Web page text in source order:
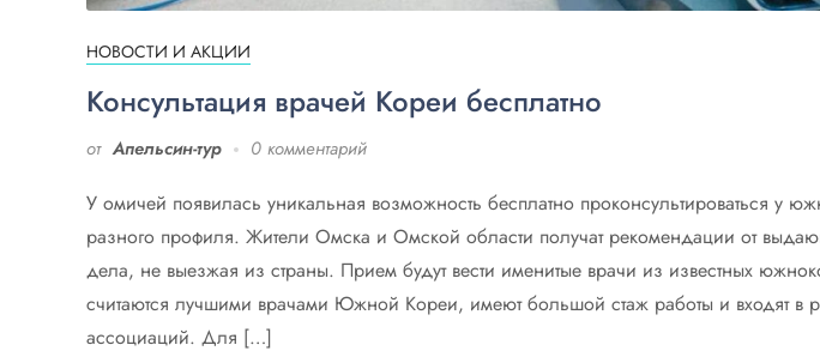
НОВОСТИ И АКЦИИ
Консультация врачей Кореи бесплатно
от Апельсин-тур 0 комментарий
У омичей появилась уникальная возможность бесплатно проконсультироваться у
разного профиля. Жители Омска и Омской области получат рекомендации от
дела, не выезжая из страны. Прием будут вести именитые врачи из известных
считаются лучшими врачами Южной Кореи, имеют большой стаж работы и входят в
ассоциаций. Для […]